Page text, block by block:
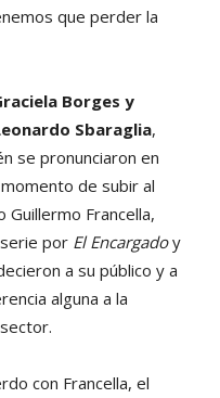
que perder la
Borges y
Sbaraglia,
se pronunciaron en
de subir al
Guillermo Francella,
por El Encargadoy
a su público y a
alguna a la
con Francella, el